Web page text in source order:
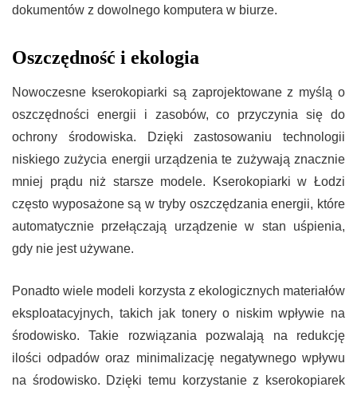
dokumentów z dowolnego komputera w biurze.
Oszczędność i ekologia
Nowoczesne kserokopiarki są zaprojektowane z myślą o
oszczędności energii i zasobów, co przyczynia się do
ochrony środowiska. Dzięki zastosowaniu technologii
niskiego zużycia energii urządzenia te zużywają znacznie
mniej prądu niż starsze modele. Kserokopiarki w Łodzi
często wyposażone są w tryby oszczędzania energii, które
automatycznie przełączają urządzenie w stan uśpienia,
gdy nie jest używane.
Ponadto wiele modeli korzysta z ekologicznych materiałów
eksploatacyjnych, takich jak tonery o niskim wpływie na
środowisko. Takie rozwiązania pozwalają na redukcję
ilości odpadów oraz minimalizację negatywnego wpływu
na środowisko. Dzięki temu korzystanie z kserokopiarek